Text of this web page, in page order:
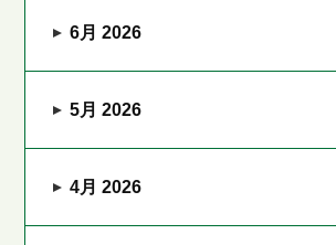
6月 2026
5月 2026
4月 2026